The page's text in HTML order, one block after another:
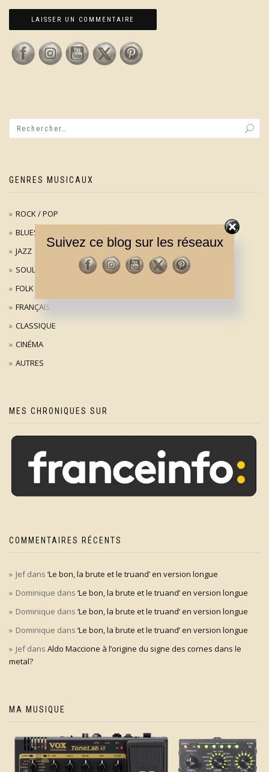
GENRES MUSICAUX
ROCK / POP
BLUES
JAZZ
SOUL
FOLK
FRANÇAIS
CLASSIQUE
CINÉMA
AUTRES
MES CHRONIQUES SUR
COMMENTAIRES RÉCENTS
Jefdans ‘Le bon, la brute et le truand’ en version longue
Dominique dans ‘Le bon, la brute et le truand’ en version longue
Dominique dans ‘Le bon, la brute et le truand’ en version longue
Dominique dans ‘Le bon, la brute et le truand’ en version longue
Jefdans Aldo Maccione à l’origine du signe des cornes dans le
metal?
MA MUSIQUE
Suivez ce blog sur les réseaux